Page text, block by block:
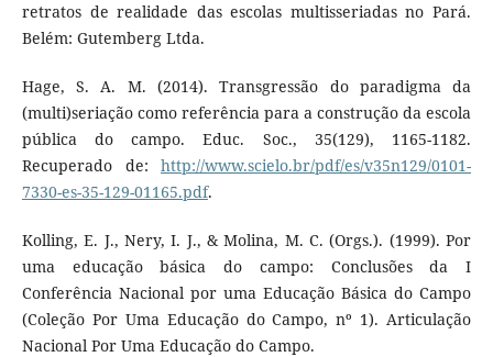
retratos de realidade das escolas multisseriadas no Pará.
Belém: Gutemberg Ltda.
Hage, S. A. M. (2014). Transgressão do paradigma da
(multi)seriação como referência para a construção da escola
pública do campo. Educ. Soc., 35(129), 1165-1182.
Recuperado de:http://www.scielo.br/pdf/es/v35n129/0101-
7330-es-35-129-01165.pdf.
Kolling, E. J., Nery, I. J., & Molina, M. C. (Orgs.). (1999). Por
uma educação básica do campo: Conclusões da I
Conferência Nacional por uma Educação Básica do Campo
(Coleção Por Uma Educação do Campo, nº 1). Articulação
Nacional Por Uma Educação do Campo.